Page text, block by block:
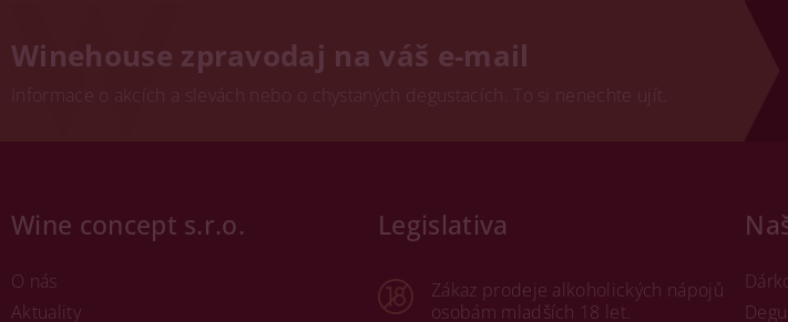
Winehouse zpravodaj na váš e-mail
Informace o akcích a slevách nebo o chystaných degustacích. To si nenechte ujít.
Wine concept s.r.o.
O nás
Aktuality
Legislativa
Zákaz prodeje alkoholických nápojů
osobám mladších 18 let.